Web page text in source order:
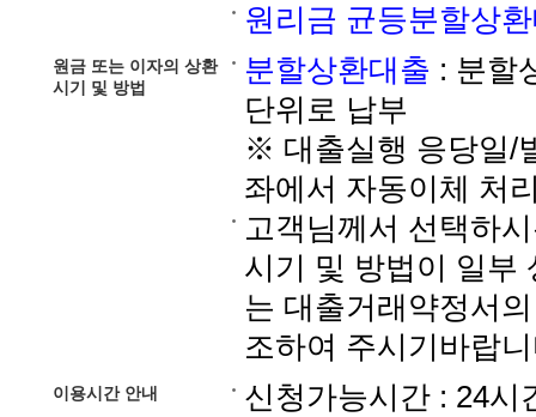
원리금 균등분할상
원금 또는 이자의 상환
시기 및 방법
분할상환대출 : 분할
단위로 납부
※ 대출실행 응당일/
좌에서 자동이체 처
고객님께서 선택하
시기 및 방법이 일부
는 대출거래약정서
조하여 주시기바랍
이용시간 안내
신청가능시간 : 24시